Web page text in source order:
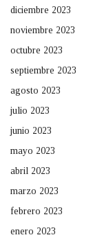
diciembre 2023
noviembre 2023
octubre 2023
septiembre 2023
agosto 2023
julio 2023
junio 2023
mayo 2023
abril 2023
marzo 2023
febrero 2023
enero 2023